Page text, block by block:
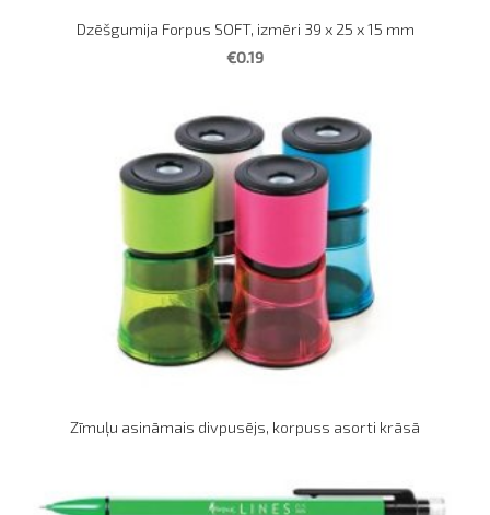
Dzēšgumija Forpus SOFT, izmēri 39 x 25 x 15 mm
€0.19
Zīmuļu asināmais divpusējs, korpuss asorti krāsā